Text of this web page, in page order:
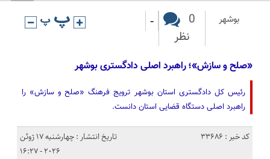
بوشهر
0
نظر
-
«صلح و سازش»؛ راهبرد اصلی دادگستری بوشهر
رئیس کل دادگستری استان بوشهر ترویج فرهنگ «صلح و سازش» را
راهبرد اصلی دستگاه قضایی استان دانست.
کد خبر : 33686
تاریخ انتشار : چهارشنبه 17 ژوئن
2026 - 16:27